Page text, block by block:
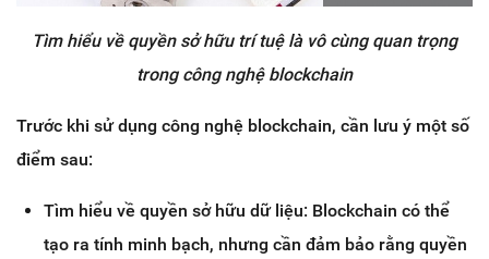
Tìm hiểu về quyền sở hữu trí tuệ là vô cùng quan trọng
trong công nghệ blockchain
Trước khi sử dụng công nghệ blockchain, cần lưu ý một số
điểm sau:
Tìm hiểu về quyền sở hữu dữ liệu: Blockchain có thể
tạo ra tính minh bạch, nhưng cần đảm bảo rằng quyền